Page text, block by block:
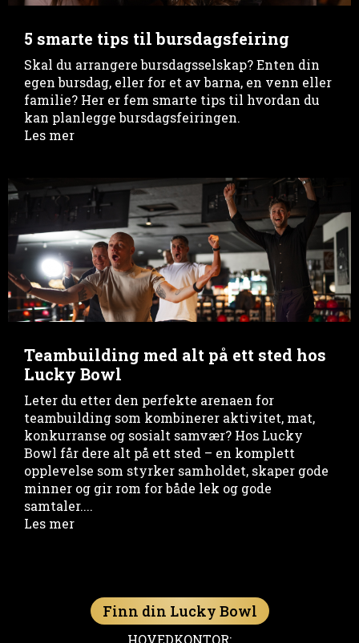
5 smarte tips til bursdagsfeiring
Skal du arrangere bursdagsselskap? Enten din
egen bursdag, eller for et av barna, en venn eller
familie? Her er fem smarte tips til hvordan du
kan planlegge bursdagsfeiringen.
Les mer
Teambuilding med alt på ett sted hos
Lucky Bowl
Leter du etter den perfekte arenaen for
teambuilding som kombinerer aktivitet, mat,
konkurranse og sosialt samvær? Hos Lucky
Bowl får dere alt på ett sted – en komplett
opplevelse som styrker samholdet, skaper gode
minner og gir rom for både lek og gode
samtaler....
Les mer
Finn din Lucky Bowl
HOVEDKONTOR: